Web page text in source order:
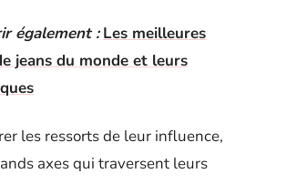
également : Les meilleures
jeans du monde et leurs
les ressorts de leur influence,
axes qui traversent leurs